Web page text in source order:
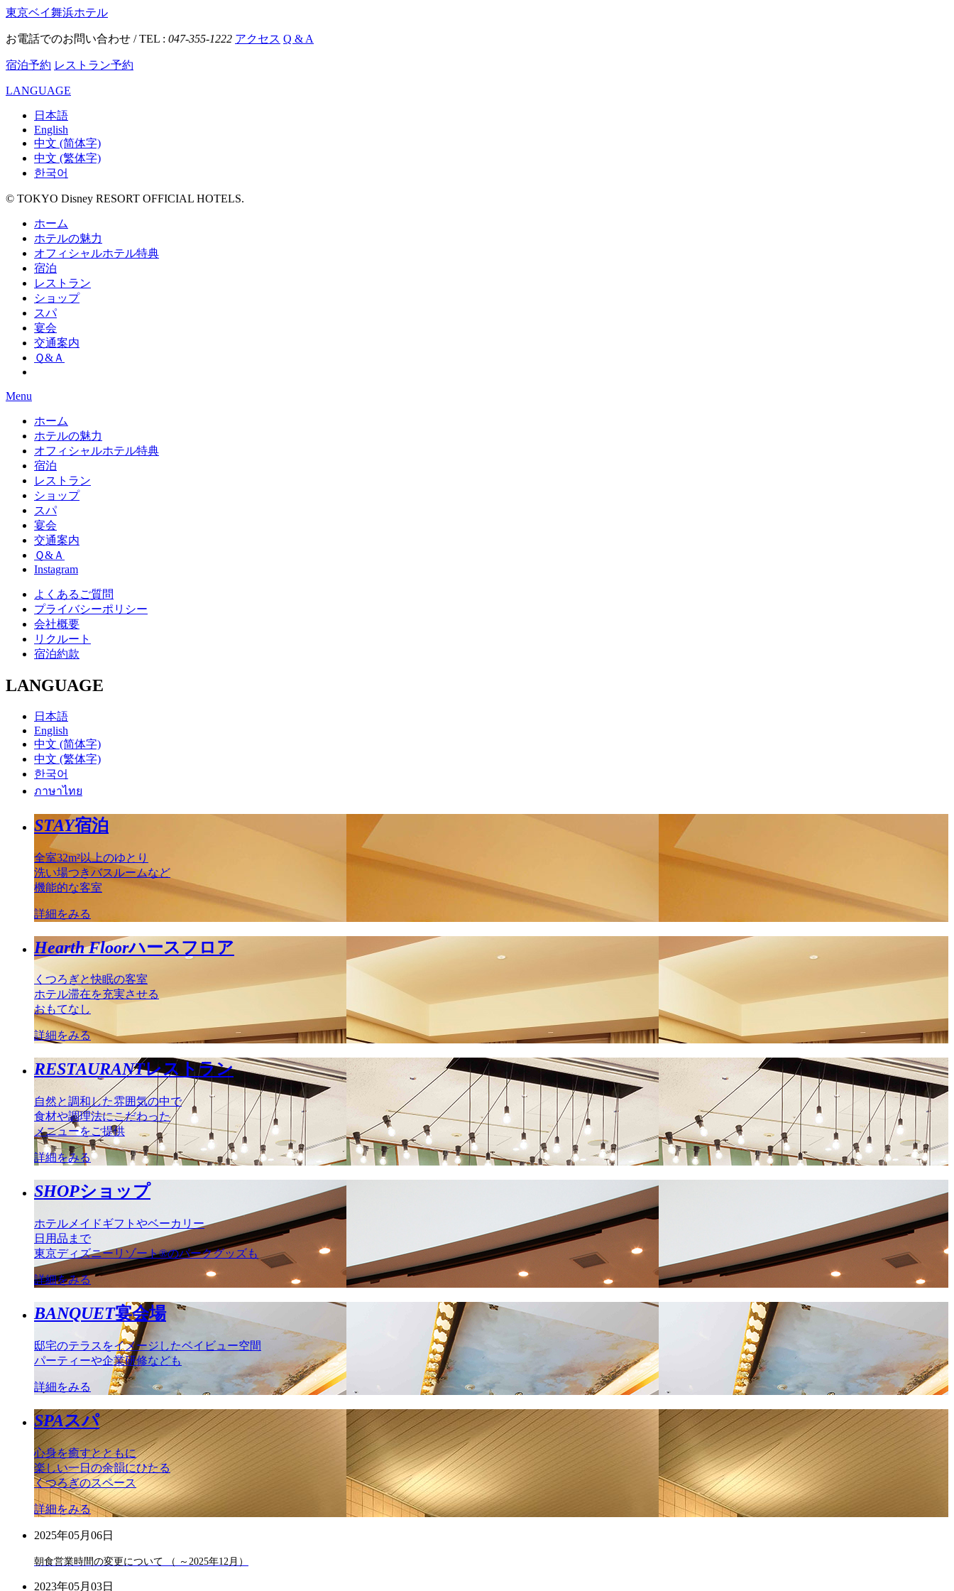
東京ベイ舞浜ホテル
お電話でのお問い合わせ / TEL : 047-355-1222 アクセス Q & A
宿泊予約 レストラン予約
LANGUAGE
日本語
English
中文 (简体字)
中文 (繁体字)
한국어
© TOKYO Disney RESORT OFFICIAL HOTELS.
ホーム
ホテルの魅力
オフィシャルホテル特典
宿泊
レストラン
ショップ
スパ
宴会
交通案内
Ｑ&Ａ
Menu
ホーム
ホテルの魅力
オフィシャルホテル特典
宿泊
レストラン
ショップ
スパ
宴会
交通案内
Ｑ&Ａ
Instagram
よくあるご質問
プライバシーポリシー
会社概要
リクルート
宿泊約款
LANGUAGE
日本語
English
中文 (简体字)
中文 (繁体字)
한국어
ภาษาไทย
STAY宿泊
全室32m²以上のゆとり
洗い場つきバスルームなど
機能的な客室
詳細をみる
Hearth Floorハースフロア
くつろぎと快眠の客室
ホテル滞在を充実させる
おもてなし
詳細をみる
RESTAURANTレストラン
自然と調和した雰囲気の中で
食材や調理法にこだわった
メニューをご提供
詳細をみる
SHOPショップ
ホテルメイドギフトやベーカリー
日用品まで
東京ディズニーリゾート®のパークグッズも
詳細をみる
BANQUET宴会場
邸宅のテラスをイメージしたベイビュー空間
パーティーや企業研修なども
詳細をみる
SPAスパ
心身を癒すとともに
楽しい一日の余韻にひたる
くつろぎのスペース
詳細をみる
2025年05月06日
朝食営業時間の変更について （ ～2025年12月）
2023年05月03日